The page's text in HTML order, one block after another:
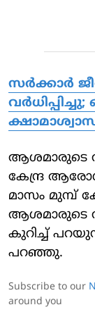
സര്‍ക്കാര്‍
ആശമാരുടെ
കേന്ദ്ര
മാസം മുമ്പ്
ആശമാരുടെ
കുറിച്ച്
പറഞ്ഞു.
Subscribe to our
around you